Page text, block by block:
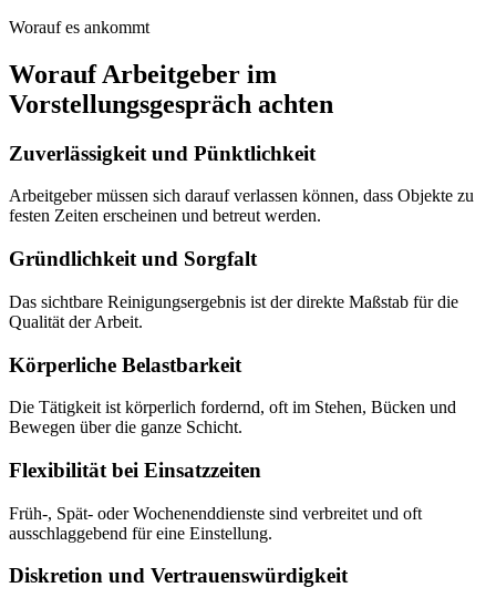
Worauf es ankommt
Worauf Arbeitgeber im
Vorstellungsgespräch achten
Zuverlässigkeit und Pünktlichkeit
Arbeitgeber müssen sich darauf verlassen können, dass Objekte zu
festen Zeiten erscheinen und betreut werden.
Gründlichkeit und Sorgfalt
Das sichtbare Reinigungsergebnis ist der direkte Maßstab für die
Qualität der Arbeit.
Körperliche Belastbarkeit
Die Tätigkeit ist körperlich fordernd, oft im Stehen, Bücken und
Bewegen über die ganze Schicht.
Flexibilität bei Einsatzzeiten
Früh-, Spät- oder Wochenenddienste sind verbreitet und oft
ausschlaggebend für eine Einstellung.
Diskretion und Vertrauenswürdigkeit